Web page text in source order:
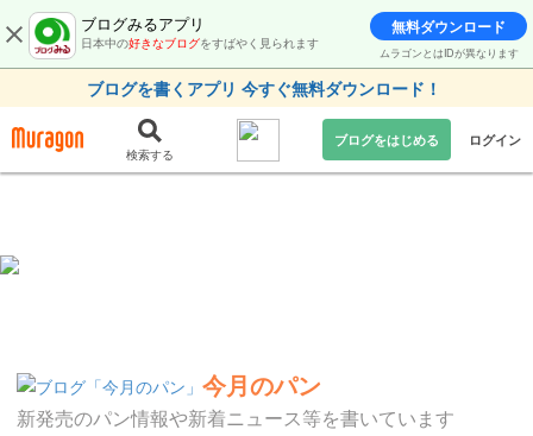
ブログみるアプリ
日本中の好きなブログをすばやく見られます
無料ダウンロード
ムラゴンとはIDが異なります
ブログを書くアプリ 今すぐ無料ダウンロード！
検索する
ブログをはじめる ログイン
今月のパン
新発売のパン情報や新着ニュース等を書いています